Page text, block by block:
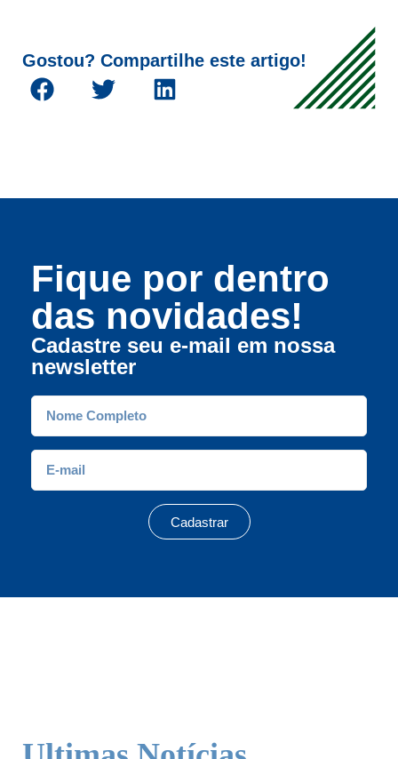
Gostou? Compartilhe este artigo!
Fique por dentro
das novidades!
Cadastre seu e-mail em nossa
newsletter
Cadastrar